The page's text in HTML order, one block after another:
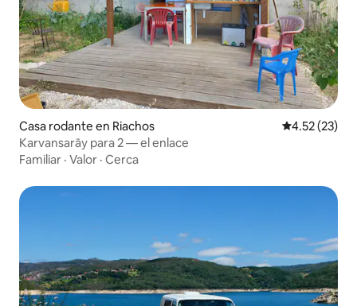
Casa rodante en Riachos Calificación
4.52 (23)
Karvansarāy para 2 — el enlace
Familiar · Valor · Cerca